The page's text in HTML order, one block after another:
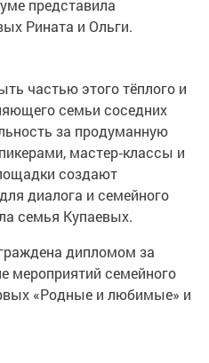
представила
Рината и Ольги.
частью этого тёплого и
семьи соседних
за продуманную
мастер‑классы и
создают
диалога и семейного
семья Купаевых.
дипломом за
мероприятий семейного
«Родные и любимые» и